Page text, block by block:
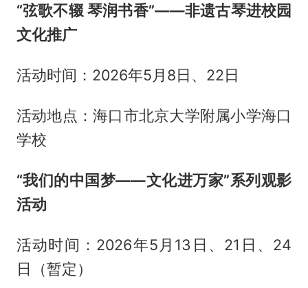
“弦歌不辍 琴润书香”——非遗古琴进校园
文化推广
活动时间：2026年5月8日、22日
活动地点：海口市北京大学附属小学海口
学校
“我们的中国梦——文化进万家”系列观影
活动
活动时间：2026年5月13日、21日、24
日（暂定）